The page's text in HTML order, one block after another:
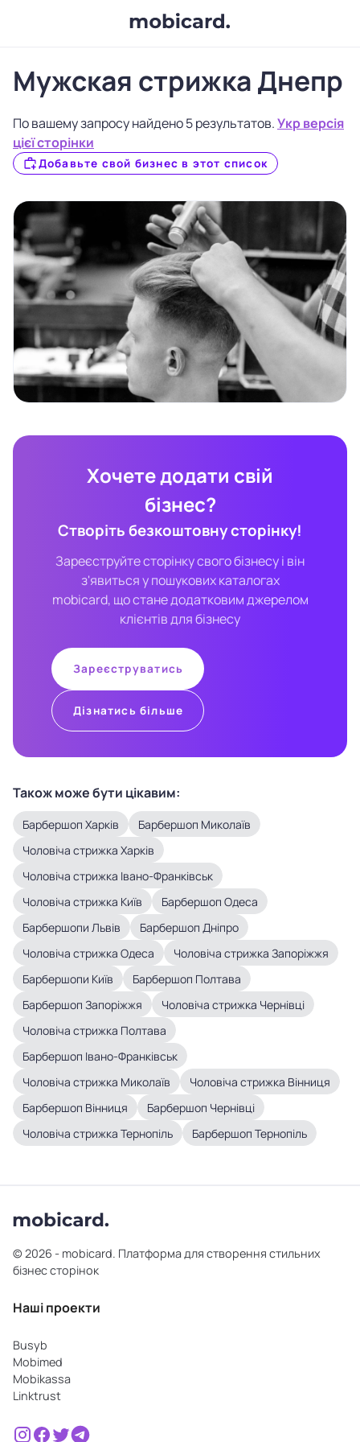
Мужская стрижка Днепр
По вашему запросу найдено 5 результатов.Укр версія
цієї сторінки
Добавьте свой бизнес в этот список
Також може бути цікавим:
Барбершоп Харків
Барбершоп Миколаїв
Чоловіча стрижка Харків
Чоловіча стрижка Івано-Франківськ
Чоловіча стрижка Київ
Барбершоп Одеса
Барбершопи Львів
Барбершоп Дніпро
Чоловіча стрижка Одеса
Чоловіча стрижка Запоріжжя
Барбершопи Київ
Барбершоп Полтава
Барбершоп Запоріжжя
Чоловіча стрижка Чернівці
Чоловіча стрижка Полтава
Барбершоп Івано-Франківськ
Чоловіча стрижка Миколаїв
Чоловіча стрижка Вінниця
Барбершоп Вінниця
Барбершоп Чернівці
Чоловіча стрижка Тернопіль
Барбершоп Тернопіль
Хочете додати свій
бізнес?
Створіть безкоштовну сторінку!
Зареєструйте сторінку свого бізнесу і він
з'явиться у пошукових каталогах
mobicard, що стане додатковим джерелом
клієнтів для бізнесу
Зареєструватись
Дізнатись більше
© 2026 - mobicard. Платформа для створення стильних
бізнес сторінок
Наші проекти
Busyb
Mobimed
Mobikassa
Linktrust